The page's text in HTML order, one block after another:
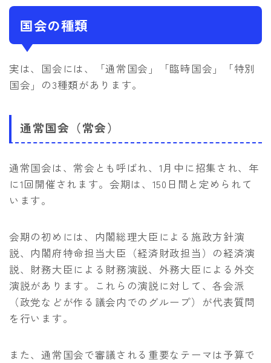
国会の種類
実は、国会には、「通常国会」「臨時国会」「特別
国会」の3種類があります。
通常国会（常会）
通常国会は、常会とも呼ばれ、1月中に招集され、年
に1回開催されます。会期は、150日間と定められて
います。
会期の初めには、内閣総理大臣による施政方針演
説、内閣府特命担当大臣（経済財政担当）の経済演
説、財務大臣による財務演説、外務大臣による外交
演説があります。これらの演説に対して、各会派
（政党などが作る議会内でのグループ）が代表質問
を行います。
また、通常国会で審議される重要なテーマは予算で